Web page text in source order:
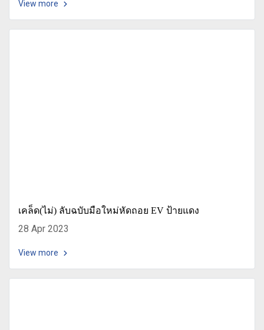
View more
เคล็ด(ไม่) ลับฉบับมือใหม่หัดถอย EV ป้ายแดง
28 Apr 2023
View more